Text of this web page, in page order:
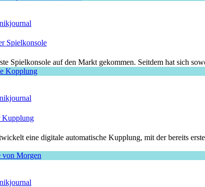
Spielkonsole
Spielkonsole auf den Markt gekommen. Seitdem hat sich
Kupplung
eine digitale automatische Kupplung, mit der bereits